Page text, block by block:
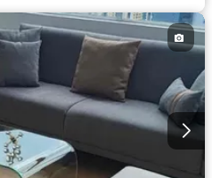
Parrilla
Gimnasio
Ascensor
Sin amoblar